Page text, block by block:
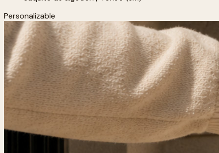
Personalizable